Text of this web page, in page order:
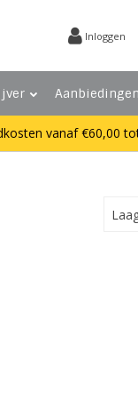
Inloggen
Aanbiedingen
vanaf €60,00